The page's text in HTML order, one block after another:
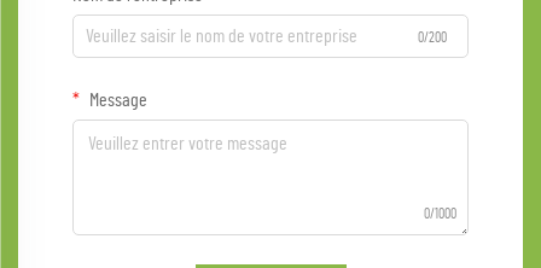
0/200
Message
0/1000